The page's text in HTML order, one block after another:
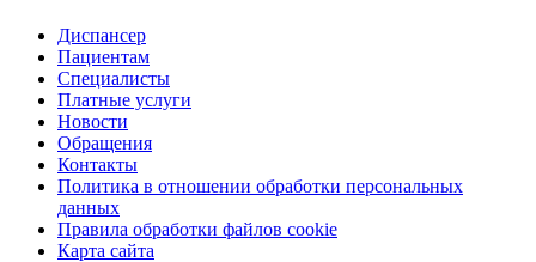
Диспансер
Пациентам
Специалисты
Платные услуги
Новости
Обращения
Контакты
Политика в отношении обработки персональных
данных
Правила обработки файлов cookie
Карта сайта